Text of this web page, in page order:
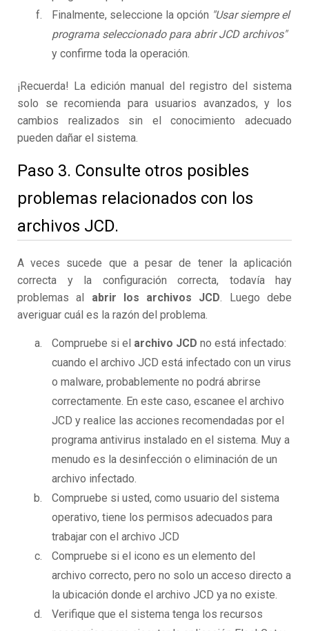
Finalmente, seleccione la opción "Usar siempre el
programa seleccionado para abrir JCD archivos"
y confirme toda la operación.
¡Recuerda! La edición manual del registro del sistema
solo se recomienda para usuarios avanzados, y los
cambios realizados sin el conocimiento adecuado
pueden dañar el sistema.
Paso 3. Consulte otros posibles
problemas relacionados con los
archivos JCD.
A veces sucede que a pesar de tener la aplicación
correcta y la configuración correcta, todavía hay
problemas al abrir los archivos JCD. Luego debe
averiguar cuál es la razón del problema.
Compruebe si el archivo JCD no está infectado:
cuando el archivo JCD está infectado con un virus
o malware, probablemente no podrá abrirse
correctamente. En este caso, escanee el archivo
JCD y realice las acciones recomendadas por el
programa antivirus instalado en el sistema. Muy a
menudo es la desinfección o eliminación de un
archivo infectado.
Compruebe si usted, como usuario del sistema
operativo, tiene los permisos adecuados para
trabajar con el archivo JCD
Compruebe si el icono es un elemento del
archivo correcto, pero no solo un acceso directo a
la ubicación donde el archivo JCD ya no existe.
Verifique que el sistema tenga los recursos